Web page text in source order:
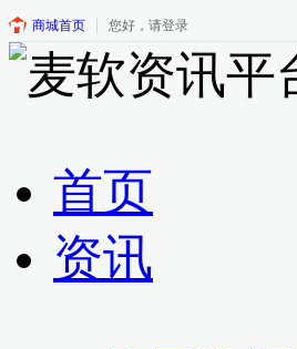
商城首页 您好，请登录
首页
资讯